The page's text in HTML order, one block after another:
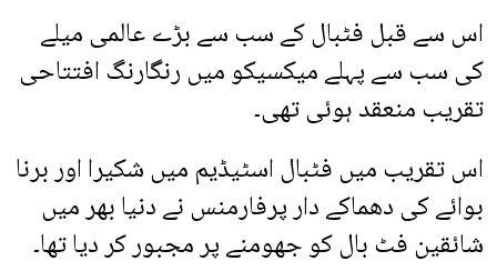
اس سے قبل فٹبال کے سب سے بڑے عالمی میلے
کی سب سے پہلے میکسیکو میں رنگارنگ افتتاحی
تقریب منعقد ہوئی تھی۔
اس تقریب میں فٹبال اسٹیڈیم میں شکیرا اور برنا
بوائے کی دھماکے دار پرفارمنس نے دنیا بھر میں
شائقین فٹ بال کو جھومنے پر مجبور کر دیا تھا۔